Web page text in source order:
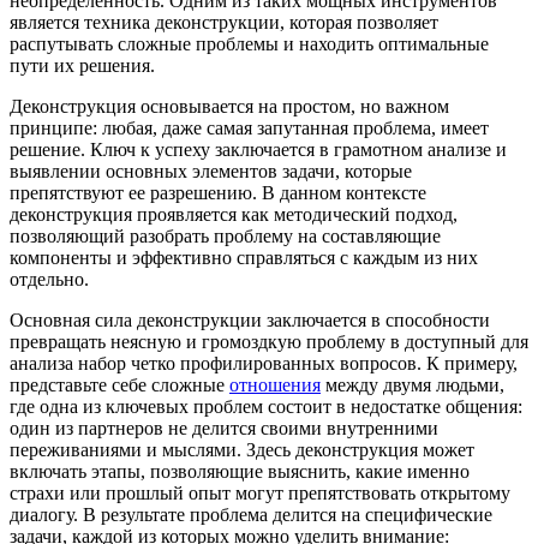
является техника деконструкции, которая позволяет
распутывать сложные проблемы и находить оптимальные
пути их решения.
Деконструкция основывается на простом, но важном
принципе: любая, даже самая запутанная проблема, имеет
решение. Ключ к успеху заключается в грамотном анализе и
выявлении основных элементов задачи, которые
препятствуют ее разрешению. В данном контексте
деконструкция проявляется как методический подход,
позволяющий разобрать проблему на составляющие
компоненты и эффективно справляться с каждым из них
отдельно.
Основная сила деконструкции заключается в способности
превращать неясную и громоздкую проблему в доступный для
анализа набор четко профилированных вопросов. К примеру,
представьте себе сложные отношения между двумя людьми,
где одна из ключевых проблем состоит в недостатке общения:
один из партнеров не делится своими внутренними
переживаниями и мыслями. Здесь деконструкция может
включать этапы, позволяющие выяснить, какие именно
страхи или прошлый опыт могут препятствовать открытому
диалогу. В результате проблема делится на специфические
задачи, каждой из которых можно уделить внимание: